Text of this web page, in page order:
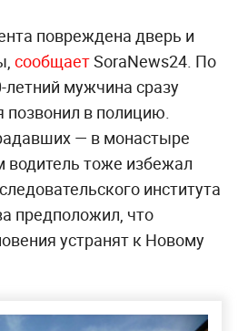
повреждена дверь и
сообщаетSoraNews24. По
мужчина сразу
позвонил в полицию.
— в монастыре
водитель тоже избежал
института
предположил, что
устранят к Новому